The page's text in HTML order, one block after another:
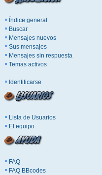
Índice general
Buscar
Mensajes nuevos
Sus mensajes
Mensajes sin respuesta
Temas activos
Identificarse
Lista de Usuarios
El equipo
FAQ
FAQ BBcodes